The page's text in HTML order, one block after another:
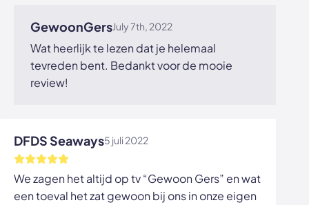
GewoonGersJuly 7th, 2022
Wat heerlijk te lezen dat je helemaal
tevreden bent. Bedankt voor de mooie
review!
DFDS Seaways5 juli 2022
We zagen het altijd op tv “Gewoon Gers” en wat
een toeval het zat gewoon bij ons in onze eigen